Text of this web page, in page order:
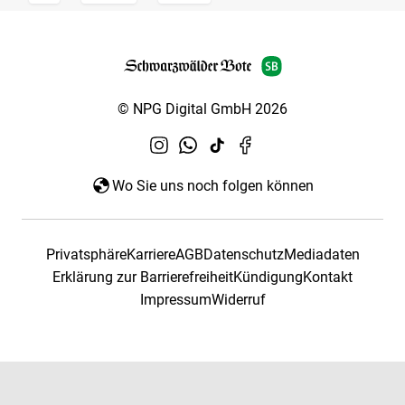
© NPG Digital GmbH 2026
Wo Sie uns noch folgen können
PrivatsphäreKarriereAGBDatenschutzMediadaten
Erklärung zur BarrierefreiheitKündigungKontakt
ImpressumWiderruf